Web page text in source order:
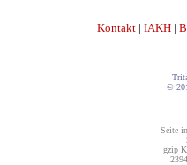
Kontakt | IAKH |
©
Seite
gzip